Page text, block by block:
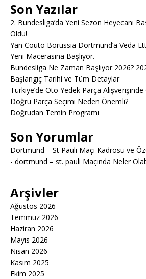
Son Yazılar
2. Bundesliga’da Yeni Sezon Heyecanı
Oldu!
Yan Couto Borussia Dortmund’a Veda
Yeni Macerasına Başlıyor.
Bundesliga Ne Zaman Başlıyor 2026?
Başlangıç Tarihi ve Tüm Detaylar
Türkiye’de Oto Yedek Parça
Doğru Parça Seçimi Neden Önemli?
Doğrudan Temin Programı
Son Yorumlar
Dortmund – St Pauli Maçı Kadrosu ve
- dortmund – st. pauli Maçında Neler
Arşivler
Ağustos 2026
Temmuz 2026
Haziran 2026
Mayıs 2026
Nisan 2026
Kasım 2025
Ekim 2025